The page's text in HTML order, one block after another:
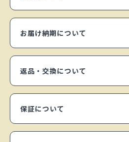
お届け納期について
返品・交換について
保証について